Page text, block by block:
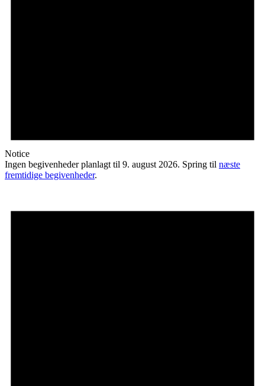
Notice
Ingen begivenheder planlagt til 9. august 2026. Spring til næste
fremtidige begivenheder.